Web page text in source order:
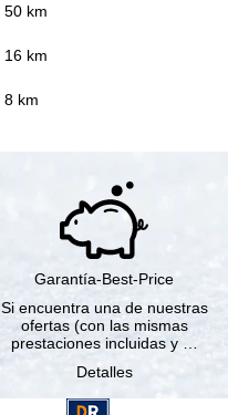
50 km
16 km
8 km
Garantía-Best-Price
Si encuentra una de nuestras
ofertas (con las mismas
prestaciones incluidas y …
Detalles